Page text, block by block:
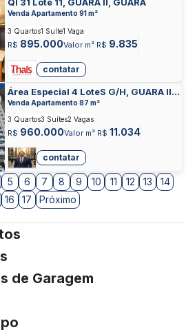
Venda Apartamento 91 m²
R$ 895.000Valor m² R$ 9.835
3 Quartos1 Suíte1 Vaga
contatar
Área Especial 4 LoteS G/H, GUARA II,
GUARA
Venda Apartamento 87 m²
R$ 960.000Valor m² R$ 11.034
3 Quartos3 Suítes2 Vagas
contatar
5 6 7 8 9 10 11 12 13
14
16 17 Próximo
de Garagem